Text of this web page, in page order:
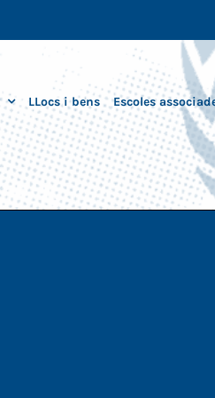
LLocs i bens Escoles